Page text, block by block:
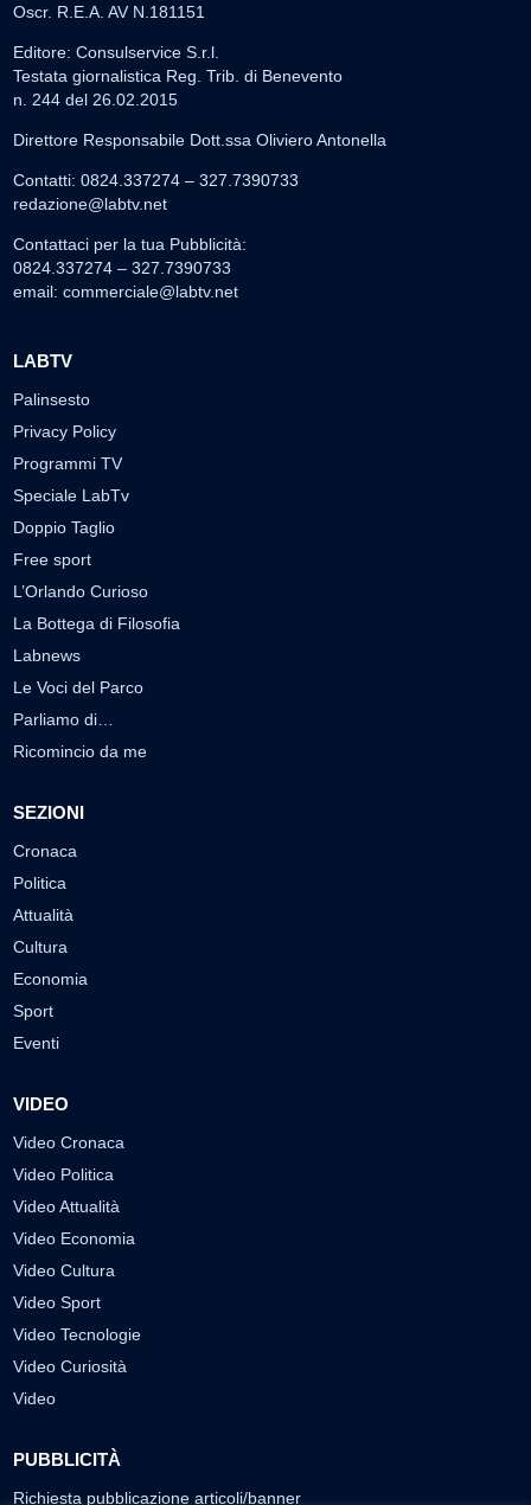
Oscr. R.E.A. AV N.181151
Editore: Consulservice S.r.l.
Testata giornalistica Reg. Trib. di Benevento
n. 244 del 26.02.2015
Direttore Responsabile Dott.ssa Oliviero Antonella
Contatti: 0824.337274 – 327.7390733
redazione@labtv.net
Contattaci per la tua Pubblicità:
0824.337274 – 327.7390733
email: commerciale@labtv.net
LABTV
Palinsesto
Privacy Policy
Programmi TV
Speciale LabTv
Doppio Taglio
Free sport
L’Orlando Curioso
La Bottega di Filosofia
Labnews
Le Voci del Parco
Parliamo di…
Ricomincio da me
SEZIONI
Cronaca
Politica
Attualità
Cultura
Economia
Sport
Eventi
VIDEO
Video Cronaca
Video Politica
Video Attualità
Video Economia
Video Cultura
Video Sport
Video Tecnologie
Video Curiosità
Video
PUBBLICITÀ
Richiesta pubblicazione articoli/banner